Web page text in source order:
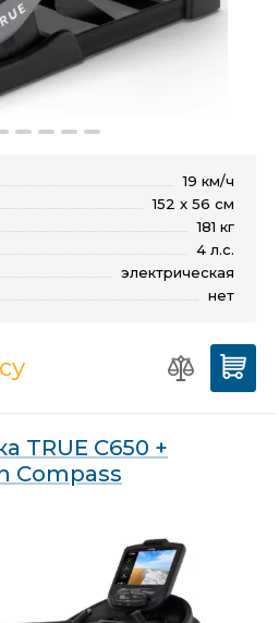
19 км/ч
152 x 56 см
181 кг
4 л.с.
электрическая
нет
TRUE C650 +
Compass